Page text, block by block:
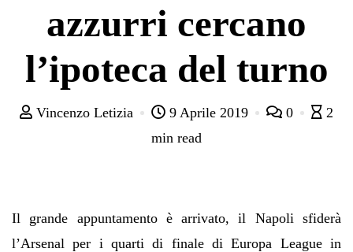
azzurri cercano
l’ipoteca del turno
Vincenzo Letizia 9 Aprile 2019 0
2
min read
Il grande appuntamento è arrivato, il Napoli sfiderà
l’Arsenal per i quarti di finale di Europa League in